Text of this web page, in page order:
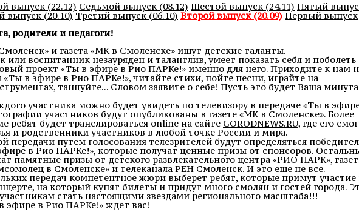
выпуск (22.12) Седьмой выпуск (08.12) Шестой выпуск (24.11) Пятый
выпуск (20.10) Третий выпуск (06.10) Второй выпуск (20.09) Первый выпуск
родители и педагоги!
и газета «МК в Смоленске» ищут детские таланты.
или воспитанник незауряден и талантлив, умеет показать себя и поболеть
проект «Ты в эфире в Рио ПАРКе!» именно для него. Приходите к нам
«Ты в эфире в Рио ПАРКе!», читайте стихи, пойте песни, играйте на
танцуйте... Словом заявите о себе! Пусть это будет Ваша минута
участника можно будет увидеть по телевизору в передаче «Ты в
участников будут опубликованы в газете «МК в Смоленске». Более
ребят будет транслироваться online на сайте GORODNEWS.RU, где его
и родственники участников в любой точке России и мира.
передачи путем голосования телезрителей будут определяться
в Рио ПАРКе!», которые получат ценные призы от спонсоров.
памятные призы от детского развлекательного центра «РИО ПАРК»,
в Смоленске» и телеканала РЕН Смоленск. И это еще не все.
передач компетентное жюри выберет ребят, которые примут участие
на который купят билеты и придут много смолян и гостей города.
стать настоящими звездами регионального масштаба!!!
эфире в Рио ПАРКе!» ждет вас!